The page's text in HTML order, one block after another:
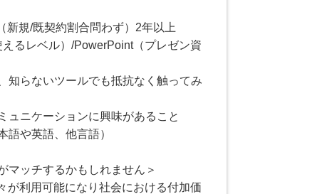
新規/既契約割合問わず）2年以上
えるレベル）/PowerPoint（プレゼン資
知らないツールでも抵抗なく触ってみ
ュニケーションに興味があること
語や英語、他言語）
マッチするかもしれません＞
が利用可能になり社会における付加価